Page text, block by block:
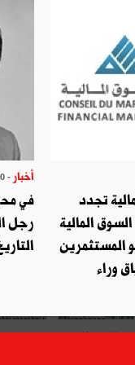
-القمم الافريقية موعد
تجدد
المالية
المستثمرين
وراء
أخبار - 2026.07.30
في
رجل